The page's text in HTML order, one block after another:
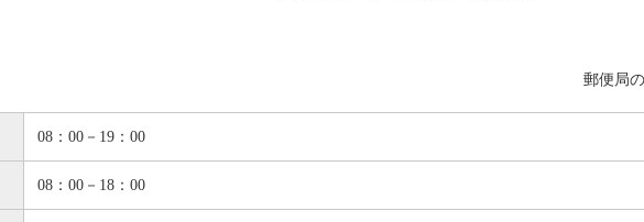
郵便局
08：00－19：00
08：00－18：00